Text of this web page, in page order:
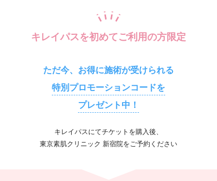
キレイパスを初めてご利用の方限定
ただ今、お得に施術が受けられる
特別プロモーションコードを
プレゼント中！
キレイパスにてチケットを購入後、
東京素肌クリニック 新宿院をご予約ください